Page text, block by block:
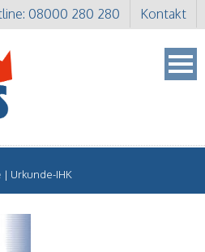
Kontakt
08000 280 280
| Urkunde-IHK